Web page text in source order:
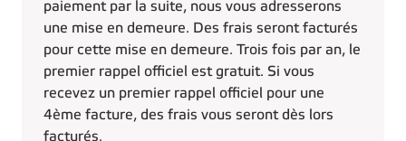
paiement par la suite, nous vous adresserons
une mise en demeure. Des frais seront facturés
pour cette mise en demeure. Trois fois par an, le
premier rappel officiel est gratuit. Si vous
recevez un premier rappel officiel pour une
4ème facture, des frais vous seront dès lors
facturés.